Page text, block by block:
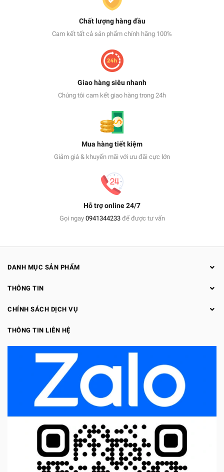
Chất lượng hàng đầu
Cam kết tất cả sản phẩm chính hãng 100%
Giao hàng siêu nhanh
Chúng tôi cam kết giao hàng trong 24h
Mua hàng tiết kiệm
Giảm giá & khuyến mãi với ưu đãi cực lớn
Hỗ trợ online 24/7
Gọi ngay 0941344233để được tư vấn
DANH MỤC SẢN PHẨM
THÔNG TIN
CHÍNH SÁCH DỊCH VỤ
THÔNG TIN LIÊN HỆ